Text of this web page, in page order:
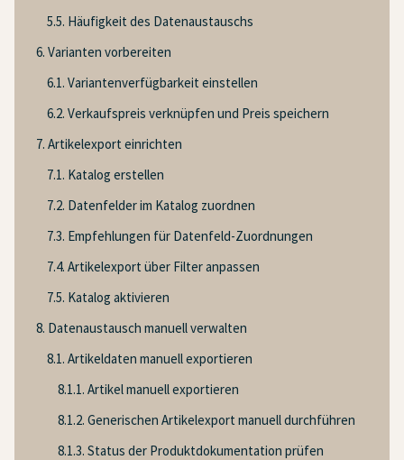
5.5. Häufigkeit des Datenaustauschs
6. Varianten vorbereiten
6.1. Variantenverfügbarkeit einstellen
6.2. Verkaufspreis verknüpfen und Preis speichern
7. Artikelexport einrichten
7.1. Katalog erstellen
7.2. Datenfelder im Katalog zuordnen
7.3. Empfehlungen für Datenfeld-Zuordnungen
7.4. Artikelexport über Filter anpassen
7.5. Katalog aktivieren
8. Datenaustausch manuell verwalten
8.1. Artikeldaten manuell exportieren
8.1.1. Artikel manuell exportieren
8.1.2. Generischen Artikelexport manuell durchführen
8.1.3. Status der Produktdokumentation prüfen